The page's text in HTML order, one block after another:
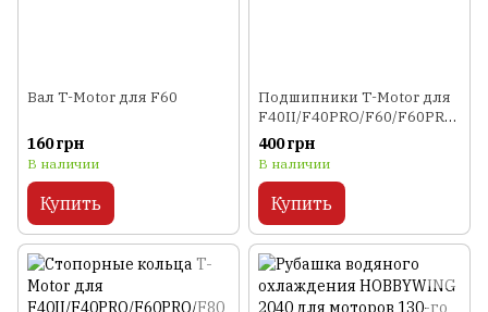
Вал T-Motor для F60
160 грн
В наличии
Купить
Подшипники T-Motor для
F40II/F40PRO/F60/F60PRO/
F80 2шт
400 грн
В наличии
Купить